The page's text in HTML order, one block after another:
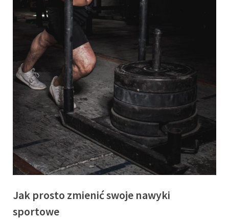
Jak prosto zmienić swoje nawyki
sportowe